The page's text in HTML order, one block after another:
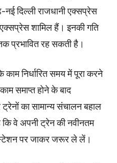
दिल्ली राजधानी एक्सप्रेस
शामिल हैं। इनकी गति
रह सकती है।
निर्धारित समय में पूरा करने
समाप्त होने के बाद
ट्रेनों का सामान्य संचालन बहाल
कि वे अपनी ट्रेन की नवीनतम
स्टेशन पर जाकर जरूर ले लें।